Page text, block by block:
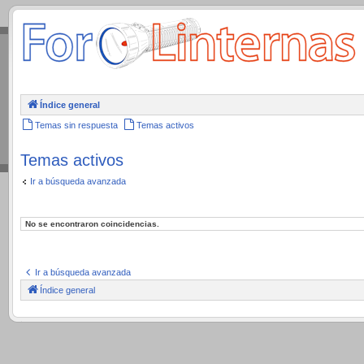
.
Índice general
Temas sin respuesta Temas activos
Temas activos
Ir a búsqueda avanzada
No se encontraron coincidencias.
Ir a búsqueda avanzada
Índice general
.